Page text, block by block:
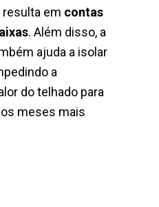
resulta em contas
. Além disso, a
ajuda a isolar
a
do telhado para
meses mais